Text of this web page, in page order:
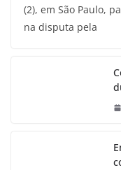
(2), em São Paulo,
na disputa pela